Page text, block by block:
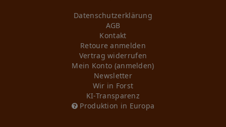
Daten­schutz­erklärung
AGB
Kontakt
Retoure anmelden
Vertrag widerrufen
Mein Konto (anmelden)
Newsletter
Wir in Forst
KI-Transparenz
Produktion in Europa